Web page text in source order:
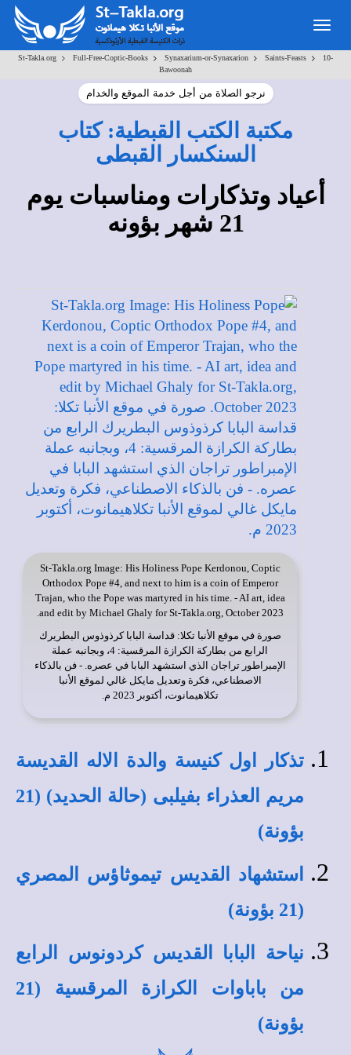
Toggle
navigation
St-Takla.org > Full-Free-Coptic-Books > Synaxarium-or-Synaxarion > Saints-Feasts >
10-
Bawoonah
نرجو الصلاة من أجل خدمة الموقع والخدام
مكتبة الكتب القبطية: كتاب
السنكسار القبطى
أعياد وتذكارات ومناسبات يوم
21 شهر بؤونه
St-Takla.org Image: His Holiness Pope Kerdonou, Coptic
Orthodox Pope #4, and next to him is a coin of Emperor
Trajan, who the Pope was martyred in his time. - AI art, idea
and edit by Michael Ghaly for St-Takla.org, October 2023.
صورة في موقع الأنبا تكلا: قداسة البابا كرذوذوس البطريرك
الرابع من بطاركة الكرازة المرقسية: 4، وبجانبه عملة
الإمبراطور تراجان الذي استشهد البابا في عصره. - فن بالذكاء
الاصطناعي، فكرة وتعديل مايكل غالي لموقع الأنبا
تكلاهيمانوت، أكتوبر 2023 م.
تذكار اول كنيسة والدة الاله القديسة
مريم العذراء بفيلبى (حالة الحديد) (21
بؤونة)
استشهاد القديس تيموثاؤس المصري
(21 بؤونة)
نياحة البابا القديس كردونوس الرابع
من باباوات الكرازة المرقسية (21
بؤونة)